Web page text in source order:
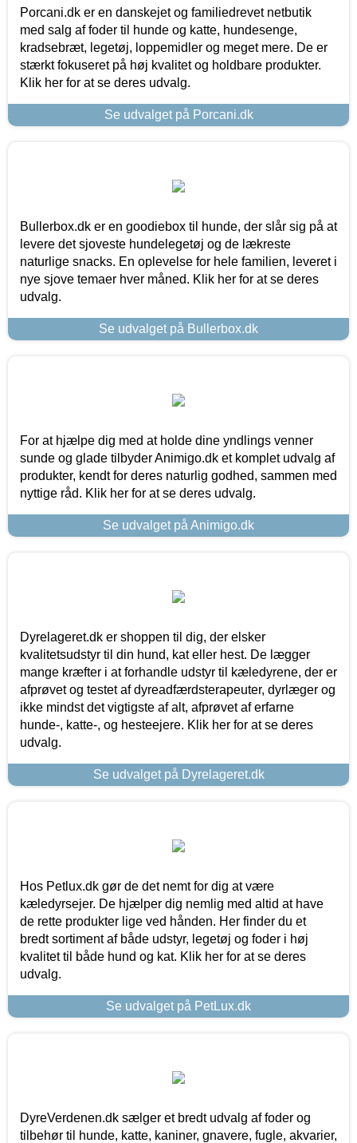
Porcani.dk er en danskejet og familiedrevet netbutik
med salg af foder til hunde og katte, hundesenge,
kradsebræt, legetøj, loppemidler og meget mere. De er
stærkt fokuseret på høj kvalitet og holdbare produkter.
Klik her for at se deres udvalg.
Se udvalget på Porcani.dk
Bullerbox.dk er en goodiebox til hunde, der slår sig på at
levere det sjoveste hundelegetøj og de lækreste
naturlige snacks. En oplevelse for hele familien, leveret i
nye sjove temaer hver måned. Klik her for at se deres
udvalg.
Se udvalget på Bullerbox.dk
For at hjælpe dig med at holde dine yndlings venner
sunde og glade tilbyder Animigo.dk et komplet udvalg af
produkter, kendt for deres naturlig godhed, sammen med
nyttige råd. Klik her for at se deres udvalg.
Se udvalget på Animigo.dk
Dyrelageret.dk er shoppen til dig, der elsker
kvalitetsudstyr til din hund, kat eller hest. De lægger
mange kræfter i at forhandle udstyr til kæledyrene, der er
afprøvet og testet af dyreadfærdsterapeuter, dyrlæger og
ikke mindst det vigtigste af alt, afprøvet af erfarne
hunde-, katte-, og hesteejere. Klik her for at se deres
udvalg.
Se udvalget på Dyrelageret.dk
Hos Petlux.dk gør de det nemt for dig at være
kæledyrsejer. De hjælper dig nemlig med altid at have
de rette produkter lige ved hånden. Her finder du et
bredt sortiment af både udstyr, legetøj og foder i høj
kvalitet til både hund og kat. Klik her for at se deres
udvalg.
Se udvalget på PetLux.dk
DyreVerdenen.dk sælger et bredt udvalg af foder og
tilbehør til hunde, katte, kaniner, gnavere, fugle, akvarier,